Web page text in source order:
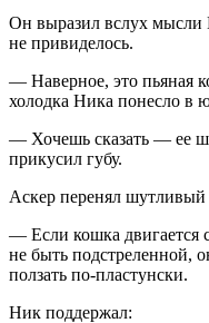
Он выразил вслух мысли
не привиделось.
— Наверное, это пьяная
холодка Ника понесло в
— Хочешь сказать — ее
прикусил губу.
Аскер перенял
— Если кошка двигается
не быть подстреленной,
ползать по-пластунски.
Ник поддержал: